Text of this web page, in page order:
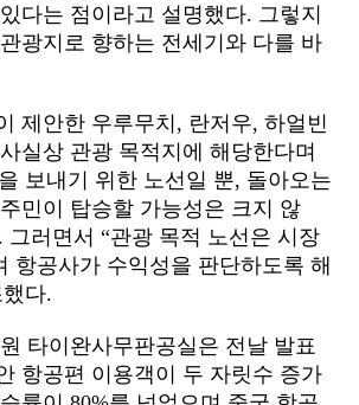
다는 점이라고 설명했다. 그렇지
광지로 향하는 전세기와 다를 바
제안한 우루무치, 란저우, 하얼빈
실상 관광 목적지에 해당한다며
보내기 위한 노선일 뿐, 돌아오는
민이 탑승할 가능성은 크지 않
그러면서 “관광 목적 노선은 시장
항공사가 수익성을 판단하도록 해
다.
타이완사무판공실은 전날 발표
항공편 이용객이 두 자릿수 증가